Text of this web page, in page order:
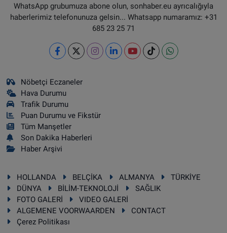
WhatsApp grubumuza abone olun, sonhaber.eu ayrıcalığıyla
haberlerimiz telefonunuza gelsin... Whatsapp numaramız: +31
685 23 25 71
Nöbetçi Eczaneler
Hava Durumu
Trafik Durumu
Puan Durumu ve Fikstür
Tüm Manşetler
Son Dakika Haberleri
Haber Arşivi
HOLLANDA BELÇİKA ALMANYA
TÜRKİYE
DÜNYA
BİLİM-TEKNOLOJİ
SAĞLIK
FOTO GALERİ
VIDEO GALERİ
ALGEMENE VOORWAARDEN
CONTACT
Çerez Politikası